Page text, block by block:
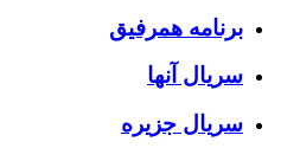
برنامه همرفیق
سریال آنها
سریال جزیره